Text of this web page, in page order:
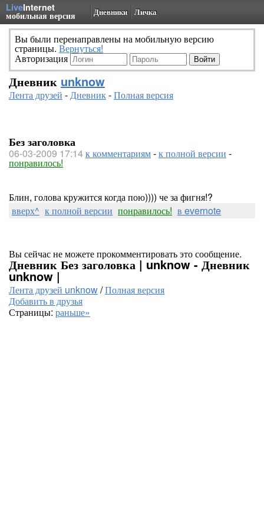
LiveInternet
мобильная версия Дневники Личка
Вы были перенаправлены на мобильную версию
страницы. Вернуться!
Авторизация
Дневник unknow
Лента друзей -Дневник-Полная версия
Без заголовка
06-03-2009 17:14к комментариям-к полной версии -
понравилось!
Блин, голова кружится когда пою)))) че за фигня!?
вверх^ к полной версии понравилось! в evernote
Вы сейчас не можете прокомментировать это сообщение.
Дневник Без заголовка | unknow - Дневник
unknow |
Лента друзей unknow/Полная версия
Добавить в друзья
Страницы: раньше»